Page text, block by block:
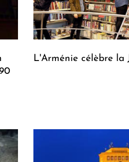
L'Arménie célèbre la